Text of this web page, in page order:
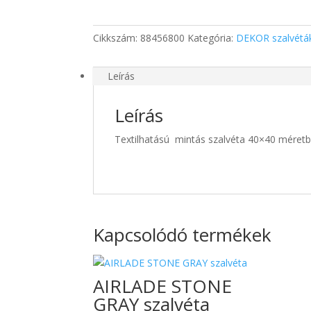
50db/csomag
mennyiség
Cikkszám: 88456800 Kategória: DEKOR
Leírás
Leírás
Textilhatású mintás szalvéta 40×40
Kapcsolódó termékek
AIRLADE STONE
GRAY szalvéta